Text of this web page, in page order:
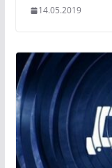
14.05.2019